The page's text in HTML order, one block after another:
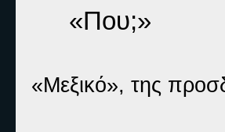
«Που;»
«Μεξικό», της